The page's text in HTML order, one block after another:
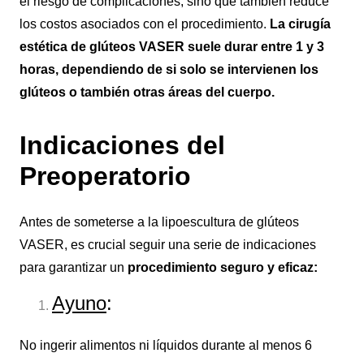
los costos asociados con el procedimiento. La cirugía
estética de glúteos VASER suele durar entre 1 y 3
horas, dependiendo de si solo se intervienen los
glúteos o también otras áreas del cuerpo.
Indicaciones del
Preoperatorio
Antes de someterse a la lipoescultura de glúteos
VASER, es crucial seguir una serie de indicaciones
para garantizar un procedimiento seguro y eficaz:
Ayuno:
No ingerir alimentos ni líquidos durante al menos 6